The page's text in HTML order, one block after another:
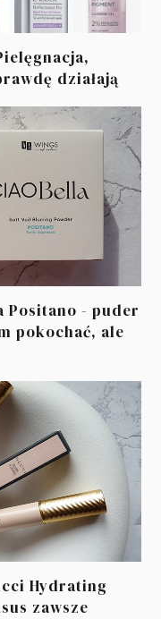
działają
Positano - puder
pokochać, ale
Hydrating
zawsze